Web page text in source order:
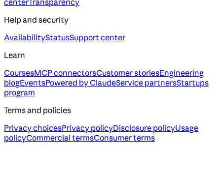
centerTransparency
Help and security
AvailabilityStatusSupport center
Learn
CoursesMCP connectorsCustomer storiesEngineering
blogEventsPowered by ClaudeService partnersStartups
program
Terms and policies
Privacy choicesPrivacy policyDisclosure policyUsage
policyCommercial termsConsumer terms